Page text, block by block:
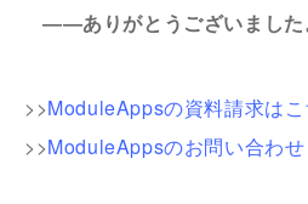
――ありがとうございました
>>ModuleAppsの資料請求はこ
>>ModuleAppsのお問い合わ